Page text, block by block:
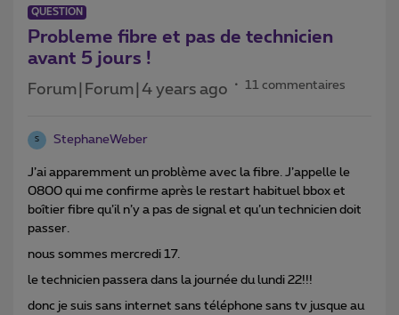
QUESTION
Probleme fibre et pas de technicien
avant 5 jours !
Forum|Forum|4 years ago 11 commentaires
S StephaneWeber
J’ai apparemment un problème avec la fibre. J’appelle le
0800 qui me confirme après le restart habituel bbox et
boîtier fibre qu’il n’y a pas de signal et qu’un technicien doit
passer.
nous sommes mercredi 17.
le technicien passera dans la journée du lundi 22!!!
donc je suis sans internet sans téléphone sans tv jusque au